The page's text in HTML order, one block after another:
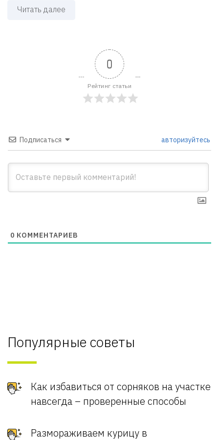
Читать далее
0
Рейтинг статьи
Подписаться авторизуйтесь
0 КОММЕНТАРИЕВ
Популярные советы
Как избавиться от сорняков на участке
навсегда – проверенные способы
Размораживаем курицу в